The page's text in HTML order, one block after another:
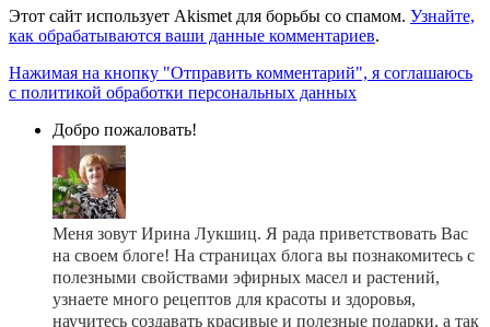
Этот сайт использует Akismet для борьбы со спамом. Узнайте,
как обрабатываются ваши данные комментариев.
Нажимая на кнопку "Отправить комментарий", я соглашаюсь
с политикой обработки персональных данных
Добро пожаловать!
Меня зовут Ирина Лукшиц. Я рада приветствовать Вас
на своем блоге! На страницах блога вы познакомитесь с
полезными свойствами эфирных масел и растений,
узнаете много рецептов для красоты и здоровья,
научитесь создавать красивые и полезные подарки, а так